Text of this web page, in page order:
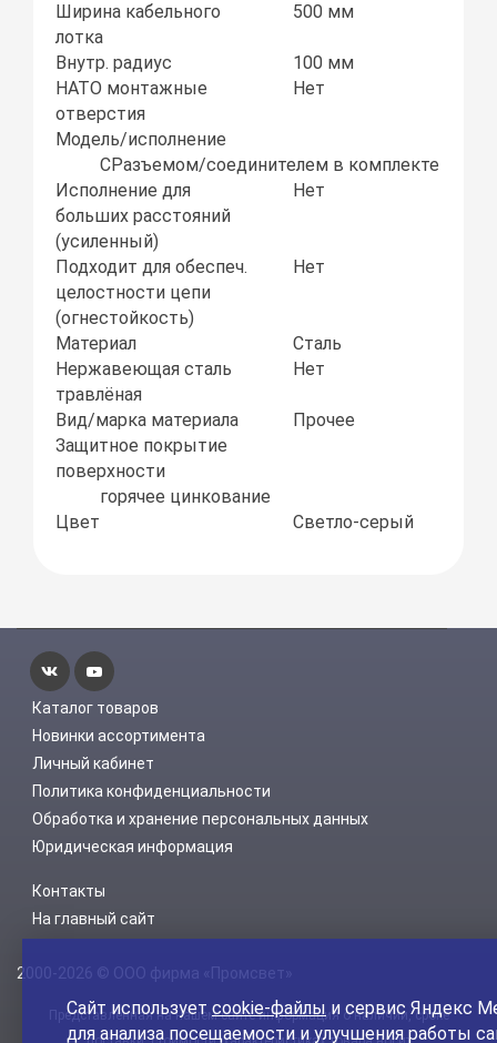
Ширина кабельного
лотка
500 мм
Внутр. радиус
100 мм
НАТО монтажные
отверстия
Нет
Модель/исполнение
СРазъемом/соединителем в комплекте
Исполнение для
больших расстояний
(усиленный)
Нет
Подходит для обеспеч.
целостности цепи
(огнестойкость)
Нет
Материал
Сталь
Нержавеющая сталь
травлёная
Нет
Вид/марка материала
Прочее
Защитное покрытие
поверхности
горячее цинкование
Цвет
Светло-серый
Каталог товаров
Новинки ассортимента
Личный кабинет
Политика конфиденциальности
Обработка и хранение персональных данных
Юридическая информация
Контакты
На главный сайт
2000-2026 © ООО фирма «Промсвет»
Представленная на нашем сайте информация о наличии, сроке
Сайт используетcookie-файлы и сервис Яндекс
для анализа посещаемости и улучшения работы